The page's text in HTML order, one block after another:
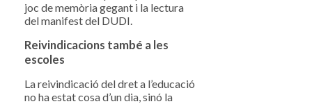
joc de memòria gegant i la lectura
del manifest del DUDI.
Reivindicacions també a les
escoles
La reivindicació del dret a l’educació
no ha estat cosa d’un dia, sinó la